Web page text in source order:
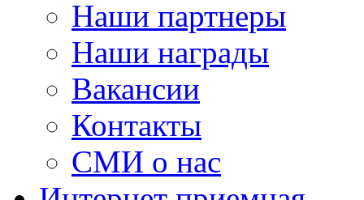
Наши партнеры
Наши награды
Вакансии
Контакты
СМИ о нас